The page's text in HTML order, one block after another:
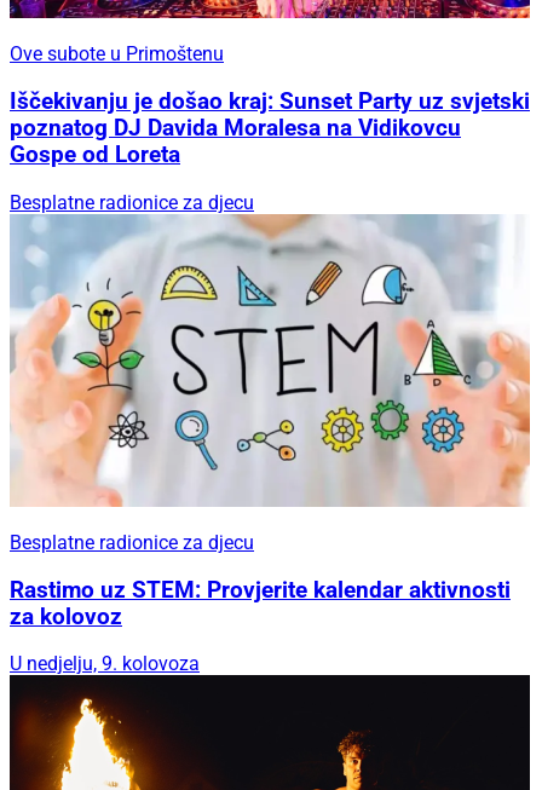
Ove subote u Primoštenu
Iščekivanju je došao kraj: Sunset Party uz svjetski
poznatog DJ Davida Moralesa na Vidikovcu
Gospe od Loreta
Besplatne radionice za djecu
Besplatne radionice za djecu
Rastimo uz STEM: Provjerite kalendar aktivnosti
za kolovoz
U nedjelju, 9. kolovoza